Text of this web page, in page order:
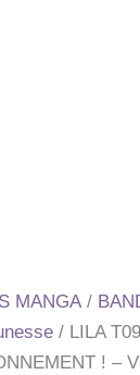
MANGA /
/ LILA
! –